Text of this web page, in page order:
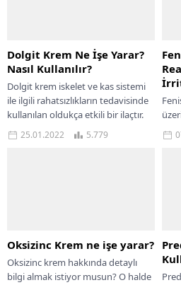
Dolgit Krem Ne İşe Yarar?
Nasıl Kullanılır?
Dolgit krem iskelet ve kas sistemi
ile ilgili rahatsızlıkların tedavisinde
kullanılan oldukça etkili bir ilaçtır.
Ağrı kesici yani analjezik ve...
25.01.2022 5.779
ile
bir
Oksizinc Krem ne işe yarar?
Oksizinc krem hakkında detaylı
bilgi almak istiyor musun? O halde